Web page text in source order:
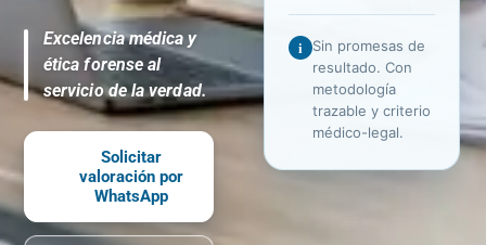
Excelencia médica y
ética forense al
servicio de la verdad.
Solicitar
valoración por
WhatsApp
i Sin promesas de
resultado. Con
metodología
trazable y criterio
médico-legal.